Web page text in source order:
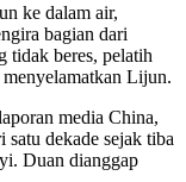
ke dalam air,
bagian dari
tidak beres, pelatih
Lijun.
media China,
satu dekade sejak tiba
Duan dianggap